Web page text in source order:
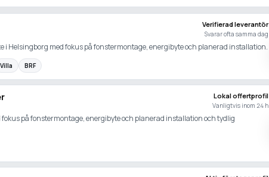
Verifierad leverantör
Svarar ofta samma dag
i Helsingborg med fokus på fonstermontage, energibyte och planerad installation.
Villa BRF
Lokal offertprofil
Vanligtvis inom 24 h
på fonstermontage, energibyte och planerad installation och tydlig